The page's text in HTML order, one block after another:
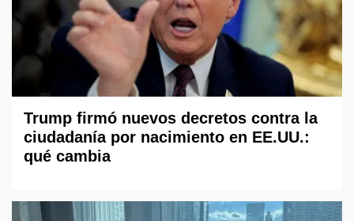
Trump firmó nuevos decretos contra la
ciudadanía por nacimiento en EE.UU.:
qué cambia